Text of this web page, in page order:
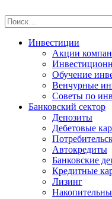
to
content
Найти:
Инвестиции
Акции
Обучение
Венчурные
Советы по
Банковский сектор
Депозиты
Дебетовые
Автокредиты
Банковские
Кредитные
Лизинг